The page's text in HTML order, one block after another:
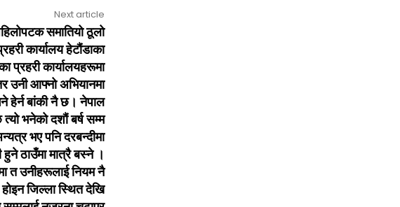
Next article
समातियो ठूलो
कार्यालय हेटौंडाका
प्रहरी कार्यालयहरूमा
उनी आफ्नो अभियानमा
बांकी नै छ। नेपाल
भनेको दशौं बर्ष सम्म
भए पनि दरबन्दीमा
ठाउँमा मात्रै बस्ने ।
त उनीहरूलाई नियम नै
जिल्ला स्थित देखि